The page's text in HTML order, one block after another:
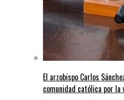
El arzobispo Carlos
comunidad católica por la